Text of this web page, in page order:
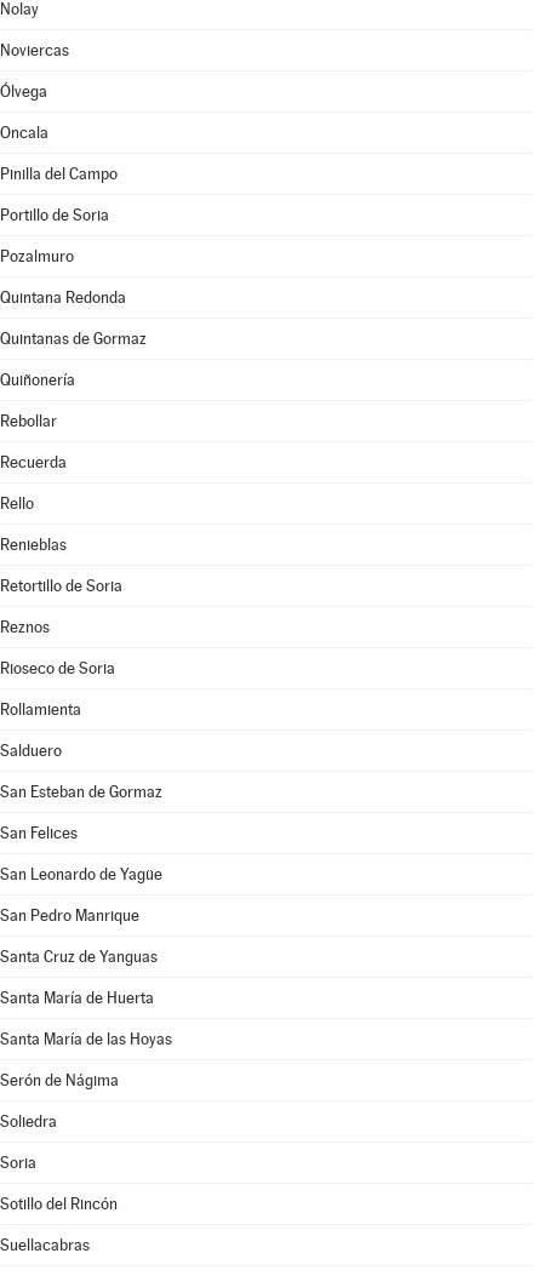
Nolay
Noviercas
Ólvega
Oncala
Pinilla del Campo
Portillo de Soria
Pozalmuro
Quintana Redonda
Quintanas de Gormaz
Quiñonería
Rebollar
Recuerda
Rello
Renieblas
Retortillo de Soria
Reznos
Rioseco de Soria
Rollamienta
Salduero
San Esteban de Gormaz
San Felices
San Leonardo de Yagüe
San Pedro Manrique
Santa Cruz de Yanguas
Santa María de Huerta
Santa María de las Hoyas
Serón de Nágima
Soliedra
Soria
Sotillo del Rincón
Suellacabras